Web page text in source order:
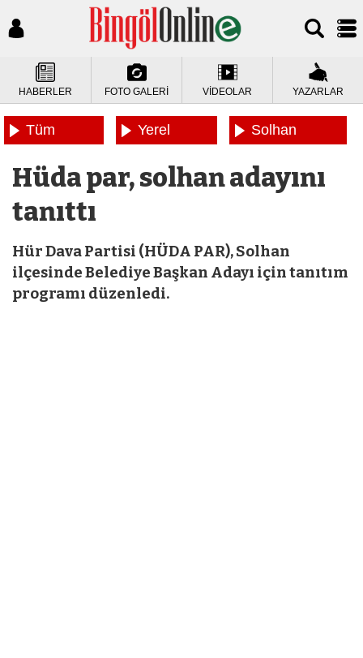
HABERLER FOTO GALERİ VİDEOLAR YAZARLAR
Tüm
Yerel
Solhan
Hüda par, solhan adayını
tanıttı
Hür Dava Partisi (HÜDA PAR), Solhan
ilçesinde Belediye Başkan Adayı için tanıtım
programı düzenledi.